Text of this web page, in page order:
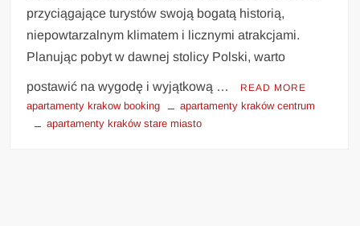
przyciągające turystów swoją bogatą historią,
niepowtarzalnym klimatem i licznymi atrakcjami.
Planując pobyt w dawnej stolicy Polski, warto
postawić na wygodę i wyjątkową … READ MORE
apartamenty krakow booking
apartamenty kraków centrum
apartamenty kraków stare miasto